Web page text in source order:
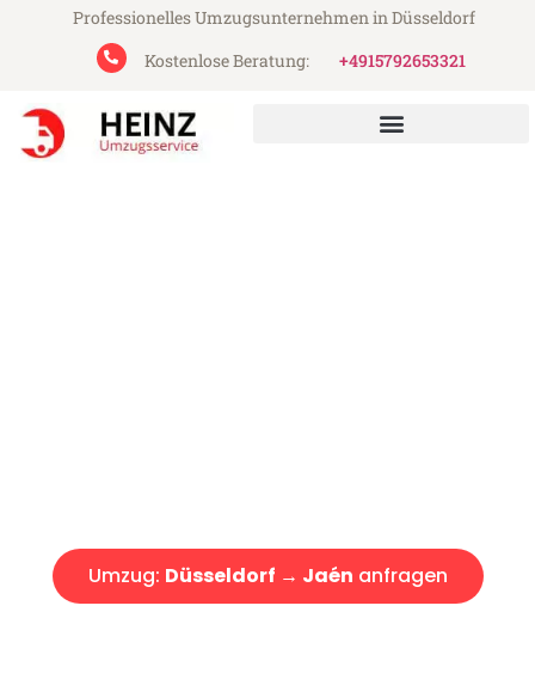
Professionelles Umzugsunternehmen in Düsseldorf
Kostenlose Beratung:
+4915792653321
Umzug: Düsseldorf → Jaén anfragen